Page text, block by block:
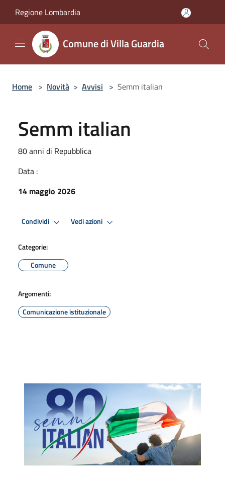
Regione Lombardia
Comune di Villa Guardia
Home > Novità > Avvisi > Semm italian
Semm italian
80 anni di Repubblica
Data :
14 maggio 2026
Condividi Vedi azioni
Categorie:
Comune
Argomenti:
Comunicazione istituzionale